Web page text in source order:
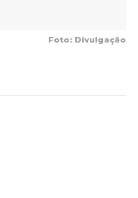
Foto: Divulgação